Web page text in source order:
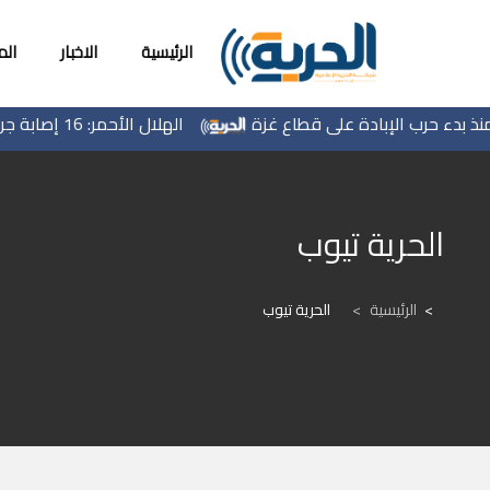
الرئيسية الاخبار
الهلال الأحمر: 16 إصابة جراء عدوان الاحتلال على قلنديا وكفر عقب
الحرية تيوب
الرئيسية > الحرية تيوب